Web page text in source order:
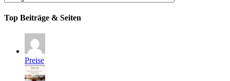
Top Beiträge & Seiten
Preise